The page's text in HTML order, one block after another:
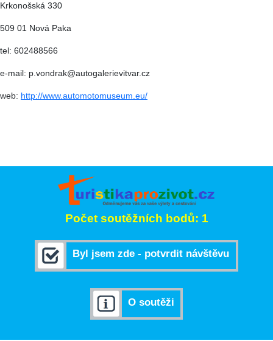
Krkonošská 330
509 01 Nová Paka
tel: 602488566
e-mail: p.vondrak@autogalerievitvar.cz
web: http://www.automotomuseum.eu/
Počet soutěžních bodů: 1
Byl jsem zde - potvrdit návštěvu
O soutěži